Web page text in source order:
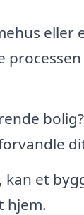
eller
kan et
hjem.